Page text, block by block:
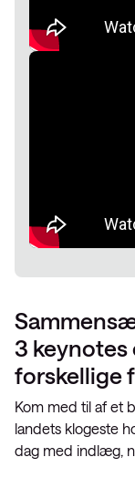
3 keynotes
forskellige
Kom med til af et
landets klogeste
dag med indlæg,